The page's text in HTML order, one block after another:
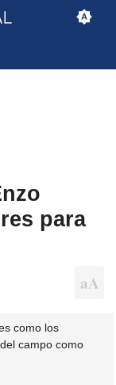
para
como los
campo como